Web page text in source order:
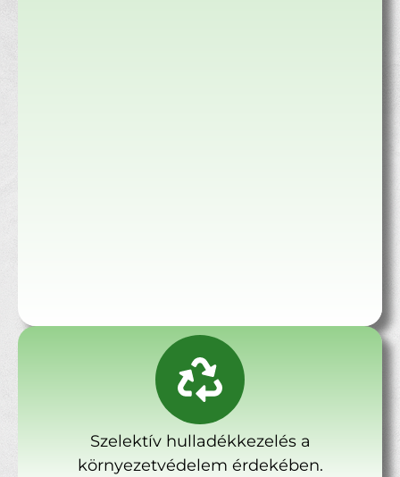
Szelektív hulladékkezelés a
környezetvédelem érdekében.